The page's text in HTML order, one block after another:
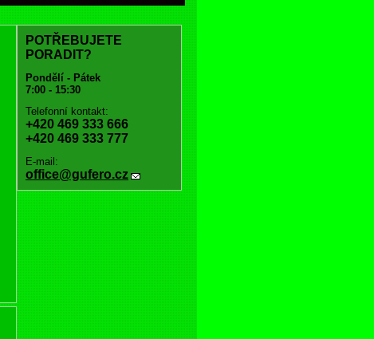
POTŘEBUJETE
PORADIT?
Pondělí - Pátek
7:00 - 15:30
Telefonní kontakt:
+420 469 333 666
+420 469 333 777
E-mail:
office@gufero.cz